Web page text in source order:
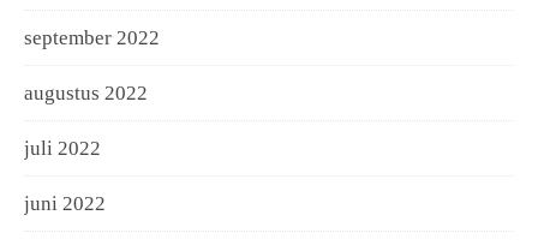
september 2022
augustus 2022
juli 2022
juni 2022